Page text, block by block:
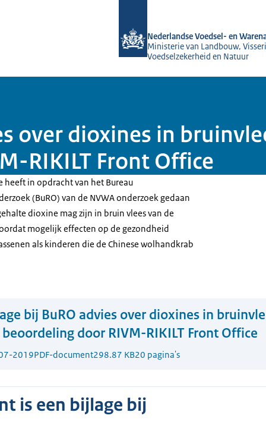
Nederlandse Voedsel- en
Ministerie van Landbouw,
Voedselzekerheid en Natuur
over dioxines in
RIKILT Front Office
heeft in opdracht van het Bureau
(BuRO) van de NVWA onderzoek gedaan
dioxine mag zijn in bruin vlees van de
mogelijk effecten op de gezondheid
als kinderen die de Chinese wolhandkrab
bij BuRO advies over dioxines in
door RIVM-RIKILT Front Office
2019PDF-document298.87 KB20 pagina's
is een bijlage bij